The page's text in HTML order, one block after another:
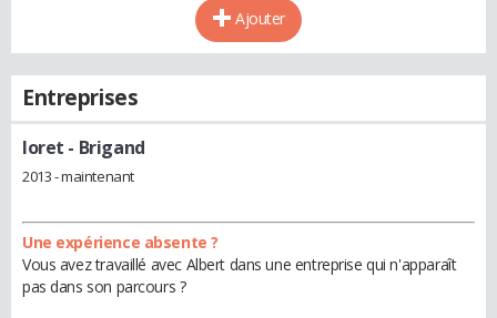
Ajouter
Entreprises
loret - Brigand
2013 - maintenant
Une expérience absente ?
Vous avez travaillé avec Albert dans une entreprise qui n'apparaît
pas dans son parcours ?